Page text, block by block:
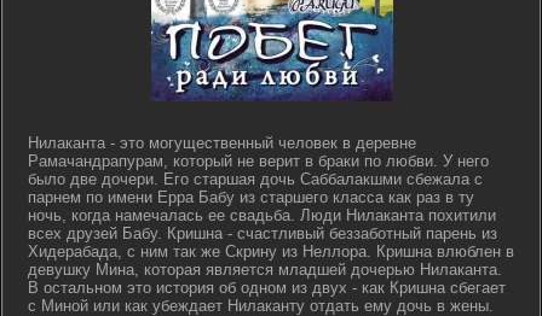
Нилаканта - это могущественный человек в деревне
Рамачандрапурам, который не верит в браки по любви. У него
было две дочери. Его старшая дочь Саббалакшми сбежала с
парнем по имени Ерра Бабу из старшего класса как раз в ту
ночь, когда намечалась ее свадьба. Люди Нилаканта похитили
всех друзей Бабу. Кришна - счастливый беззаботный парень из
Хидерабада, с ним так же Скрину из Неллора. Кришна влюблен в
девушку Мина, которая является младшей дочерью Нилаканта.
В остальном это история об одном из двух - как Кришна сбегает
с Миной или как убеждает Нилаканту отдать ему дочь в жены.